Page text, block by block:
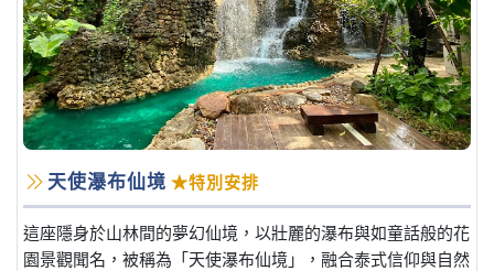
天使瀑布仙境 ★特別安排
這座隱身於山林間的夢幻仙境，以壯麗的瀑布與如童話般的花
園景觀聞名，被稱為「天使瀑布仙境」，融合泰式信仰與自然